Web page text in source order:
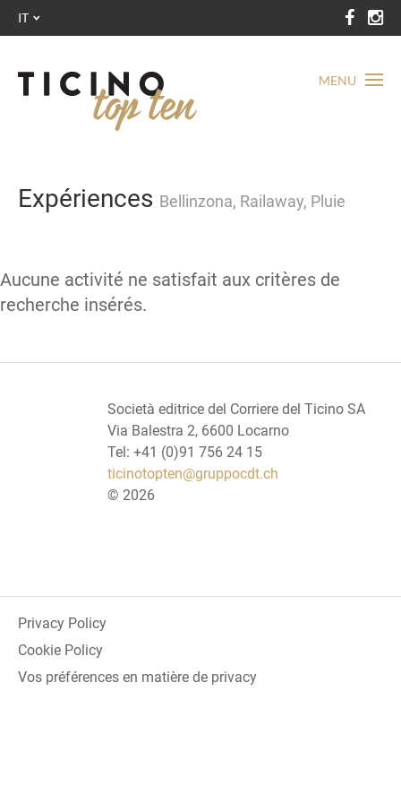
MENU
IT
Expériences Bellinzona, Railaway, Pluie
Aucune activité ne satisfait aux critères de
recherche insérés.
Società editrice del Corriere del Ticino SA
Via Balestra 2, 6600 Locarno
Tel: +41 (0)91 756 24 15
ticinotopten@gruppocdt.ch
© 2026
Privacy Policy
Cookie Policy
Vos préférences en matière de privacy